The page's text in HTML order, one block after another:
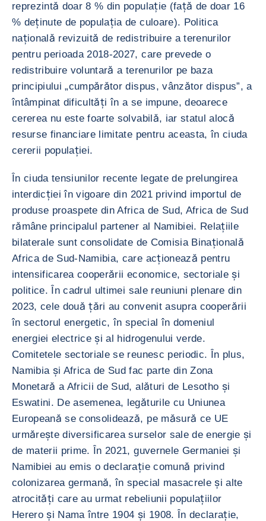
reprezintă doar 8 % din populație (față de doar 16
% deținute de populația de culoare). Politica
națională revizuită de redistribuire a terenurilor
pentru perioada 2018-2027, care prevede o
redistribuire voluntară a terenurilor pe baza
principiului „cumpărător dispus, vânzător dispus”, a
întâmpinat dificultăți în a se impune, deoarece
cererea nu este foarte solvabilă, iar statul alocă
resurse financiare limitate pentru aceasta, în ciuda
cererii populației.
În ciuda tensiunilor recente legate de prelungirea
interdicției în vigoare din 2021 privind importul de
produse proaspete din Africa de Sud, Africa de Sud
rămâne principalul partener al Namibiei. Relațiile
bilaterale sunt consolidate de Comisia Binațională
Africa de Sud-Namibia, care acționează pentru
intensificarea cooperării economice, sectoriale și
politice. În cadrul ultimei sale reuniuni plenare din
2023, cele două țări au convenit asupra cooperării
în sectorul energetic, în special în domeniul
energiei electrice și al hidrogenului verde.
Comitetele sectoriale se reunesc periodic. În plus,
Namibia și Africa de Sud fac parte din Zona
Monetară a Africii de Sud, alături de Lesotho și
Eswatini. De asemenea, legăturile cu Uniunea
Europeană se consolidează, pe măsură ce UE
urmărește diversificarea surselor sale de energie și
de materii prime. În 2021, guvernele Germaniei și
Namibiei au emis o declarație comună privind
colonizarea germană, în special masacrele și alte
atrocități care au urmat rebeliunii populațiilor
Herero și Nama între 1904 și 1908. În declarație,